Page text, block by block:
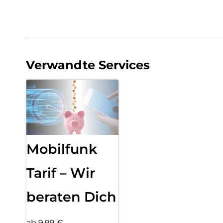
Verwandte Services
Mobilfunk
Tarif – Wir
beraten Dich